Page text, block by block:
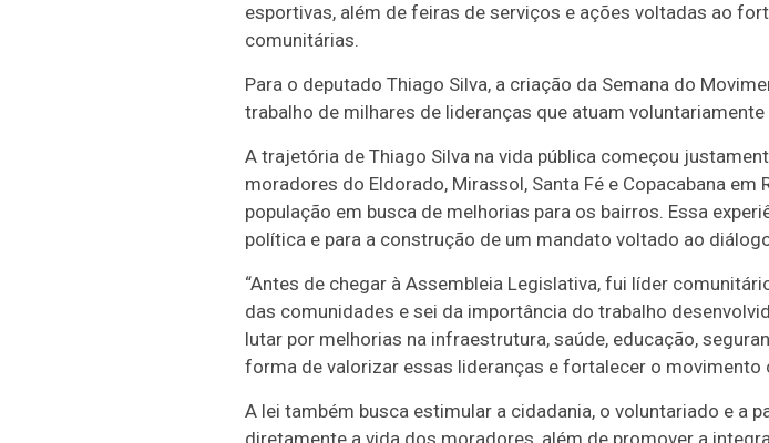
esportivas, além de feiras de serviços e ações voltadas ao
comunitárias.
Para o deputado Thiago Silva, a criação da Semana do
trabalho de milhares de lideranças que atuam
A trajetória de Thiago Silva na vida pública começou
moradores do Eldorado, Mirassol, Santa Fé e Copacabana
população em busca de melhorias para os bairros. Essa
política e para a construção de um mandato voltado ao
“Antes de chegar à Assembleia Legislativa, fui líder
das comunidades e sei da importância do trabalho
lutar por melhorias na infraestrutura, saúde, educação,
forma de valorizar essas lideranças e fortalecer o
A lei também busca estimular a cidadania, o voluntariado e a